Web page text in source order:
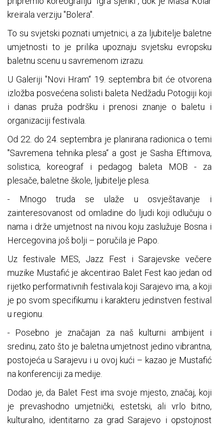
kreirala verziju "Bolera".
To su svjetski poznati umjetnici, a za ljubitelje baletne
umjetnosti to je prilika upoznaju svjetsku evropsku
baletnu scenu u savremenom izrazu.
U Galeriji "Novi Hram“ 19. septembra bit će otvorena
izložba posvećena solisti baleta Nedžadu Potogiji koji
i danas pruža podršku i prenosi znanje o baletu i
organizaciji festivala.
Od 22. do 24. septembra je planirana radionica o temi
"Savremena tehnika plesa“ a gost je Sasha Eftimova,
solistica, koreograf i pedagog baleta MOB - za
plesače, baletne škole, ljubitelje plesa.
- Mnogo truda se ulaže u osvještavanje i
zainteresovanost od omladine do ljudi koji odlučuju o
nama i drže umjetnost na nivou koju zaslužuje Bosna i
Hercegovina još bolji – poručila je Papo.
Uz festivale MES, Jazz Fest i Sarajevske večere
muzike Mustafić je akcentirao Balet Fest kao jedan od
rijetko performativnih festivala koji Sarajevo ima, a koji
je po svom specifikumu i karakteru jedinstven festival
u regionu.
- Posebno je značajan za naš kulturni ambijent i
sredinu, zato što je baletna umjetnost jedino vibrantna,
postojeća u Sarajevu i u ovoj kući – kazao je Mustafić
na konferenciji za medije.
Dodao je, da Balet Fest ima svoje mjesto, značaj, koji
je prevashodno umjetnički, estetski, ali vrlo bitno,
kulturalno, identitarno za grad Sarajevo i opstojnost